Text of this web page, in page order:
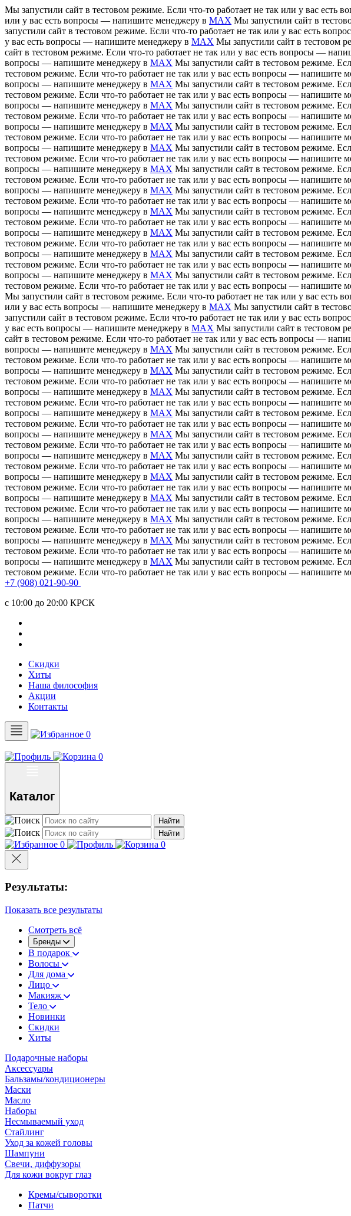
Мы запустили сайт в тестовом режиме. Если что-то работает не так или у вас есть
или у вас есть вопросы — напишите менеджеру в MAX Мы запустили сайт в
запустили сайт в тестовом режиме. Если что-то работает не так или у вас есть
у вас есть вопросы — напишите менеджеру в MAX Мы запустили сайт в тестовом
сайт в тестовом режиме. Если что-то работает не так или у вас есть вопросы —
вопросы — напишите менеджеру в MAX Мы запустили сайт в тестовом режиме.
тестовом режиме. Если что-то работает не так или у вас есть вопросы — напишите
вопросы — напишите менеджеру в MAX Мы запустили сайт в тестовом режиме.
тестовом режиме. Если что-то работает не так или у вас есть вопросы — напишите
вопросы — напишите менеджеру в MAX Мы запустили сайт в тестовом режиме.
тестовом режиме. Если что-то работает не так или у вас есть вопросы — напишите
вопросы — напишите менеджеру в MAX Мы запустили сайт в тестовом режиме.
тестовом режиме. Если что-то работает не так или у вас есть вопросы — напишите
вопросы — напишите менеджеру в MAX Мы запустили сайт в тестовом режиме.
тестовом режиме. Если что-то работает не так или у вас есть вопросы — напишите
вопросы — напишите менеджеру в MAX Мы запустили сайт в тестовом режиме.
тестовом режиме. Если что-то работает не так или у вас есть вопросы — напишите
вопросы — напишите менеджеру в MAX Мы запустили сайт в тестовом режиме.
тестовом режиме. Если что-то работает не так или у вас есть вопросы — напишите
вопросы — напишите менеджеру в MAX Мы запустили сайт в тестовом режиме.
тестовом режиме. Если что-то работает не так или у вас есть вопросы — напишите
вопросы — напишите менеджеру в MAX Мы запустили сайт в тестовом режиме.
тестовом режиме. Если что-то работает не так или у вас есть вопросы — напишите
вопросы — напишите менеджеру в MAX Мы запустили сайт в тестовом режиме.
тестовом режиме. Если что-то работает не так или у вас есть вопросы — напишите
вопросы — напишите менеджеру в MAX Мы запустили сайт в тестовом режиме.
тестовом режиме. Если что-то работает не так или у вас есть вопросы — напишите
Мы запустили сайт в тестовом режиме. Если что-то работает не так или у вас есть
или у вас есть вопросы — напишите менеджеру в MAX Мы запустили сайт в
запустили сайт в тестовом режиме. Если что-то работает не так или у вас есть
у вас есть вопросы — напишите менеджеру в MAX Мы запустили сайт в тестовом
сайт в тестовом режиме. Если что-то работает не так или у вас есть вопросы —
вопросы — напишите менеджеру в MAX Мы запустили сайт в тестовом режиме.
тестовом режиме. Если что-то работает не так или у вас есть вопросы — напишите
вопросы — напишите менеджеру в MAX Мы запустили сайт в тестовом режиме.
тестовом режиме. Если что-то работает не так или у вас есть вопросы — напишите
вопросы — напишите менеджеру в MAX Мы запустили сайт в тестовом режиме.
тестовом режиме. Если что-то работает не так или у вас есть вопросы — напишите
вопросы — напишите менеджеру в MAX Мы запустили сайт в тестовом режиме.
тестовом режиме. Если что-то работает не так или у вас есть вопросы — напишите
вопросы — напишите менеджеру в MAX Мы запустили сайт в тестовом режиме.
тестовом режиме. Если что-то работает не так или у вас есть вопросы — напишите
вопросы — напишите менеджеру в MAX Мы запустили сайт в тестовом режиме.
тестовом режиме. Если что-то работает не так или у вас есть вопросы — напишите
вопросы — напишите менеджеру в MAX Мы запустили сайт в тестовом режиме.
тестовом режиме. Если что-то работает не так или у вас есть вопросы — напишите
вопросы — напишите менеджеру в MAX Мы запустили сайт в тестовом режиме.
тестовом режиме. Если что-то работает не так или у вас есть вопросы — напишите
вопросы — напишите менеджеру в MAX Мы запустили сайт в тестовом режиме.
тестовом режиме. Если что-то работает не так или у вас есть вопросы — напишите
вопросы — напишите менеджеру в MAX Мы запустили сайт в тестовом режиме.
тестовом режиме. Если что-то работает не так или у вас есть вопросы — напишите
вопросы — напишите менеджеру в MAX Мы запустили сайт в тестовом режиме.
тестовом режиме. Если что-то работает не так или у вас есть вопросы — напишите
+7 (908) 021-90-90
c 10:00 до 20:00 КРСК
Скидки
Хиты
Наша философия
Акции
Контакты
0
0
Каталог
Найти
Найти
0 0
Результаты:
Показать все результаты
Смотреть всё
Бренды
В подарок
Волосы
Для дома
Лицо
Макияж
Тело
Новинки
Скидки
Хиты
Подарочные наборы
Аксессуары
Бальзамы/кондиционеры
Маски
Масло
Наборы
Несмываемый уход
Стайлинг
Уход за кожей головы
Шампуни
Свечи, диффузоры
Для кожи вокруг глаз
Кремы/сыворотки
Патчи